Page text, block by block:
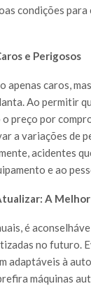
condições
e Perigosos
apenas caros,
Ao permitir
preço por
a variações de
acidentes
e ao
A Melhor
é
no futuro.
adaptáveis à
máquinas